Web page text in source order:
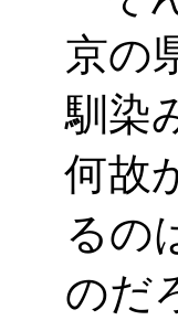
京の
馴染
何故
るの
のだ